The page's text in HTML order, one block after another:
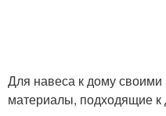
Для навеса к дому своими
материалы, подходящие к